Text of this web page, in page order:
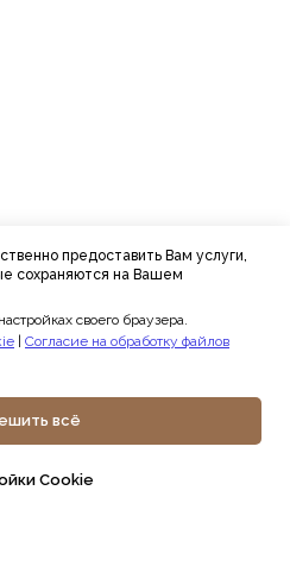
предоставить Вам услуги,
сохраняются на Вашем
своего браузера.
Согласие на обработку файлов
всё
Cookie